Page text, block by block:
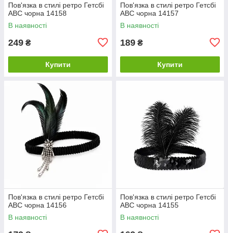
Пов'язка в стилі ретро Гетсбі
ABC чорна 14158
В наявності
249 ₴
Купити
Пов'язка в стилі ретро Гетсбі
ABC чорна 14157
В наявності
189 ₴
Купити
Пов'язка в стилі ретро Гетсбі
ABC чорна 14156
В наявності
Пов'язка в стилі ретро Гетсбі
ABC чорна 14155
В наявності